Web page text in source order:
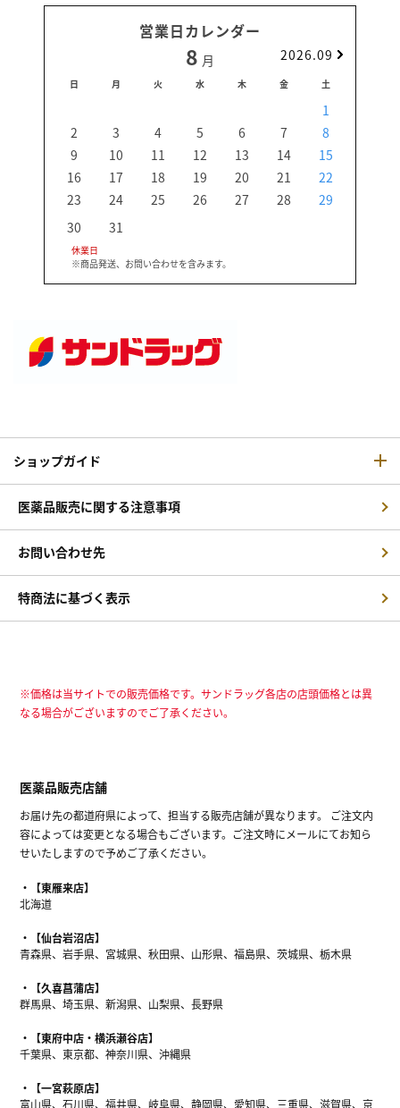
営業日カレンダー
8 月 2026.09
日 月 火 水 木 金 土
1
2
3 4 5 6 7
8
9
10 11 12 13 14
15
16
17 18 19 20 21
22
23
24 25 26 27 28
29
30
31
休業日
※商品発送、お問い合わせを含みます。
ショップガイド
医薬品販売に関する注意事項
お問い合わせ先
特商法に基づく表示
※価格は当サイトでの販売価格です。サンドラッグ各店の店頭価格とは異
なる場合がございますのでご了承ください。
医薬品販売店舗
お届け先の都道府県によって、担当する販売店舗が異なります。 ご注文内
容によっては変更となる場合もございます。ご注文時にメールにてお知ら
せいたしますので予めご了承ください。
【東雁来店】
北海道
【仙台岩沼店】
青森県、岩手県、宮城県、秋田県、山形県、福島県、茨城県、栃木県
【久喜菖蒲店】
群馬県、埼玉県、新潟県、山梨県、長野県
【東府中店・横浜瀬谷店】
千葉県、東京都、神奈川県、沖縄県
【一宮萩原店】
富山県、石川県、福井県、岐阜県、静岡県、愛知県、三重県、滋賀県、京